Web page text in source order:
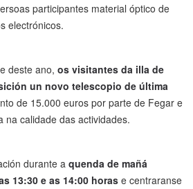
participantes material óptico de
electrónicos.
deste ano, os visitantes da illa de
un novo telescopio de última
de 15.000 euros por parte de Fegar e
na calidade das actividades.
durante a quenda de mañá
13:30 e as 14:00 horas e centraranse